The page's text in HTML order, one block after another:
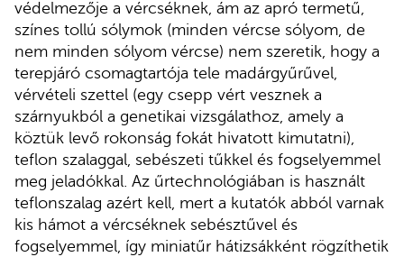
védelmezője a vércséknek, ám az apró termetű,
színes tollú sólymok (minden vércse sólyom, de
nem minden sólyom vércse) nem szeretik, hogy a
terepjáró csomagtartója tele madárgyűrűvel,
vérvételi szettel (egy csepp vért vesznek a
szárnyukból a genetikai vizsgálathoz, amely a
köztük levő rokonság fokát hivatott kimutatni),
teflon szalaggal, sebészeti tűkkel és fogselyemmel
meg jeladókkal. Az űrtechnológiában is használt
teflonszalag azért kell, mert a kutatók abból varnak
kis hámot a vércséknek sebésztűvel és
fogselyemmel, így miniatűr hátizsákként rögzíthetik